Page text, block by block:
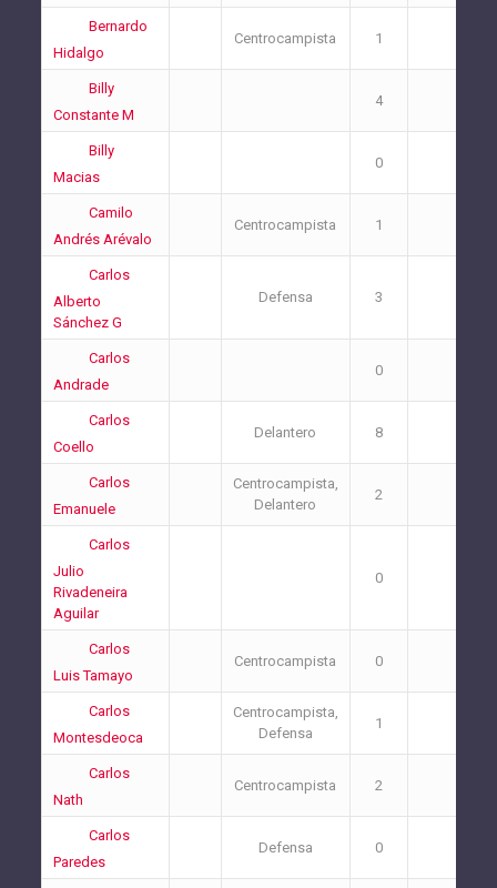
Bernardo
Hidalgo
Centrocampista 1
Billy
Constante M
4
Billy
Macias
0
Camilo
Andrés Arévalo
Centrocampista 1
Carlos
Alberto
Sánchez G
Defensa 3
Carlos
Andrade
0
Carlos
Coello
Delantero 8
Carlos
Emanuele
Centrocampista,
Delantero
2
Carlos
Julio
Rivadeneira
Aguilar
0
Carlos
Luis Tamayo
Centrocampista 0
Carlos
Montesdeoca
Centrocampista,
Defensa
1
Carlos
Nath
Centrocampista 2
Carlos
Paredes
Defensa 0